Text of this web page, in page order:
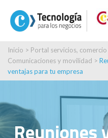
Inicio > Portal servicios,
Comunicaciones y movilidad >
ventajas para tu empresa
Reuniones